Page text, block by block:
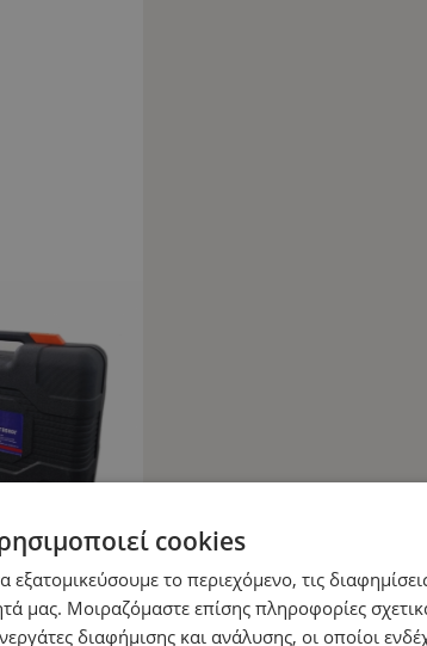
cookies
το περιεχόμενο, τις
μας. Μοιραζόμαστε επίσης πληροφορίες
διαφήμισης και ανάλυσης, οι οποίοι